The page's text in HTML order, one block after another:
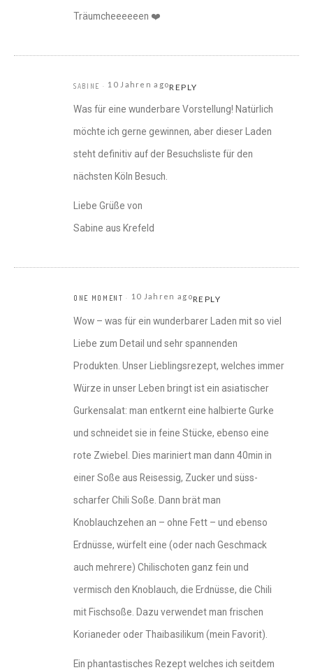
Träumcheeeeeen ❤️
SABINE 10 Jahren agoREPLY
Was für eine wunderbare Vorstellung! Natürlich
möchte ich gerne gewinnen, aber dieser Laden
steht definitiv auf der Besuchsliste für den
nächsten Köln Besuch.
Liebe Grüße von
Sabine aus Krefeld
ONE MOMENT 10 Jahren agoREPLY
Wow – was für ein wunderbarer Laden mit so viel
Liebe zum Detail und sehr spannenden
Produkten. Unser Lieblingsrezept, welches immer
Würze in unser Leben bringt ist ein asiatischer
Gurkensalat: man entkernt eine halbierte Gurke
und schneidet sie in feine Stücke, ebenso eine
rote Zwiebel. Dies mariniert man dann 40min in
einer Soße aus Reisessig, Zucker und süss-
scharfer Chili Soße. Dann brät man
Knoblauchzehen an – ohne Fett – und ebenso
Erdnüsse, würfelt eine (oder nach Geschmack
auch mehrere) Chilischoten ganz fein und
vermisch den Knoblauch, die Erdnüsse, die Chili
mit Fischsoße. Dazu verwendet man frischen
Korianeder oder Thaibasilikum (mein Favorit).
Ein phantastisches Rezept welches ich seitdem